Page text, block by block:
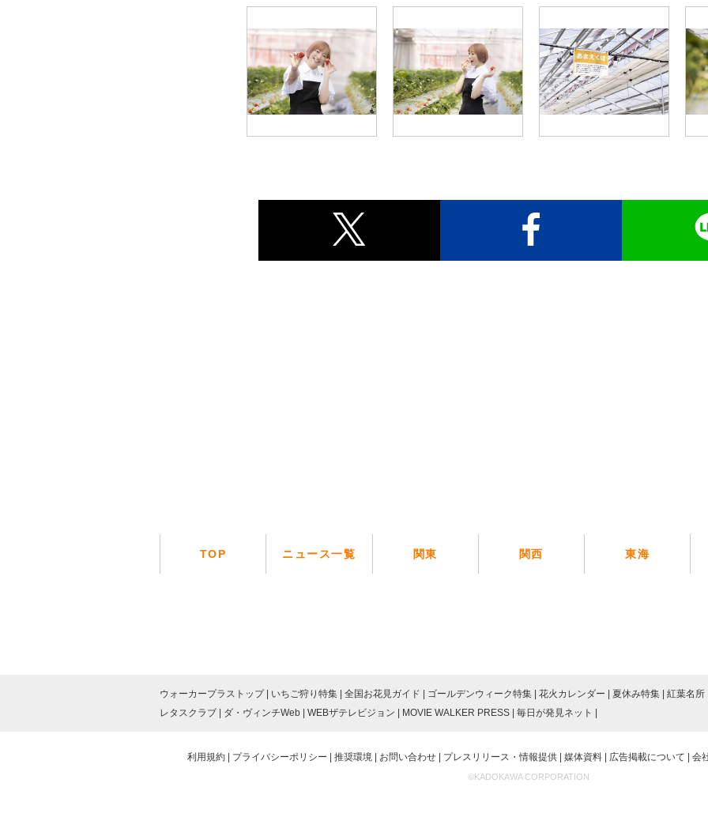
TOP ニュース一覧 関東 関西 東海
ウォーカープラストップ いちご狩り特集 全国お花見ガイド ゴールデンウィーク特集 花火カレンダー 夏休み特集
紅葉名所
レタスクラブ
ダ・ヴィンチWeb WEBザテレビジョン MOVIE WALKER PRESS 毎日が発見ネット
利用規約 プライバシーポリシー 推奨環境 お問い合わせ プレスリリース・情報提供 媒体資料 広告掲載について 会
©KADOKAWA CORPORATION